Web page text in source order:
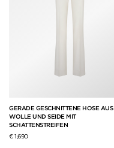
GERADE GESCHNITTENE HOSE AUS
WOLLE UND SEIDE MIT
SCHATTENSTREIFEN
€ 1,690